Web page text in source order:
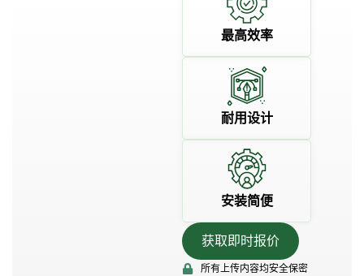
最高效率
耐用设计
安装简便
获取即时报价
所有上传内容均安全保密